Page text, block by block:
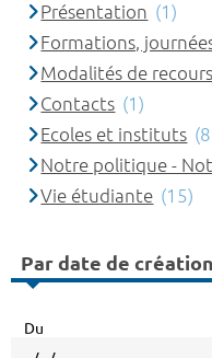
Présentation (1)
Formations,
Modalités de recours
Contacts (1)
Ecoles et instituts
Notre politique -
Vie étudiante (15)
Par date de création
Du